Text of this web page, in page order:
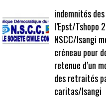
indemnités
l’Epst/Tshopo
NSCC/Isangi
créneau pour
retenue d’un
des retraités
caritas/Isangi